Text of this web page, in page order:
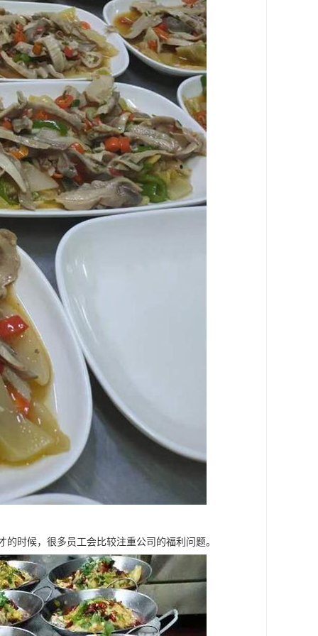
时候，很多员工会比较注重公司的福利问题。